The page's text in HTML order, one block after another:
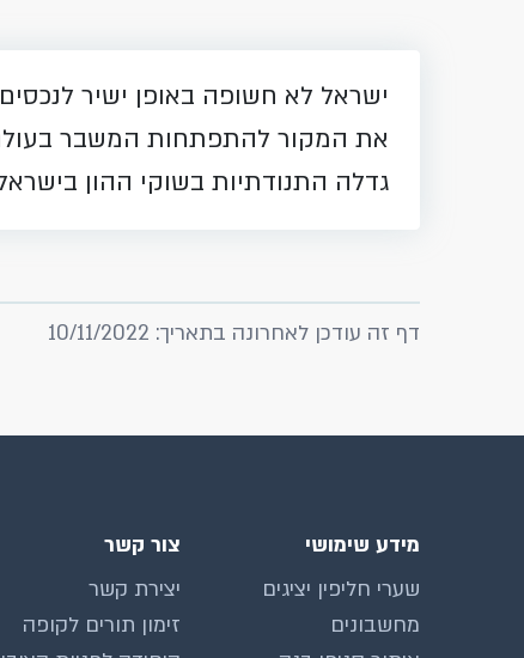
ישראל לא חשופה באופן ישיר
את המקור להתפתחות המשבר
גדלה התנודתיות בשוקי ההון
דף זה עודכן לאחרונה בתאריך: 10/11/2022
מידע שימושי
שערי חליפין יציגים
מחשבונים
צור קשר
יצירת קשר
זימון תורים לקופה